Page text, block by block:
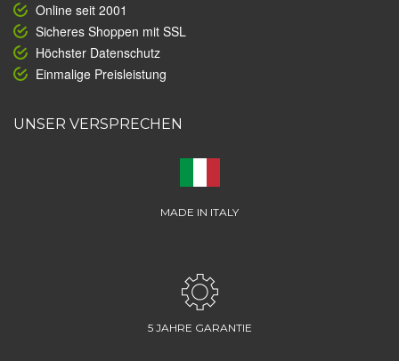
Online seit 2001
Sicheres Shoppen mit SSL
Höchster Datenschutz
Einmalige Preisleistung
UNSER VERSPRECHEN
MADE IN ITALY
5 JAHRE GARANTIE